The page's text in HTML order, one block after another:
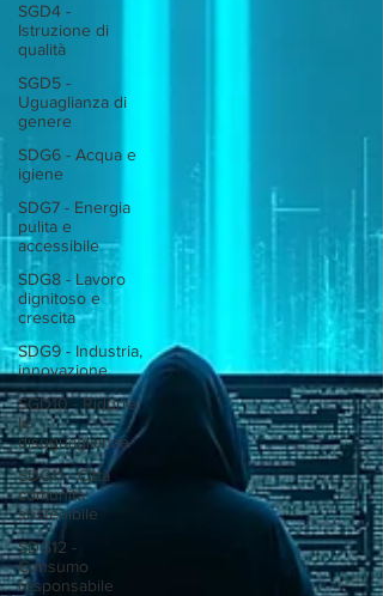
SGD4 -
Istruzione di
qualità
SGD5 -
Uguaglianza di
genere
SDG6 - Acqua e
igiene
SDG7 - Energia
pulita e
accessibile
SDG8 - Lavoro
dignitoso e
crescita
SDG9 - Industria,
innovazione
SGD10 - Ridurre
le
disuguaglianze
SDG11 - Città
comunità
sostenibile
SDG12 -
Consumo
responsabile